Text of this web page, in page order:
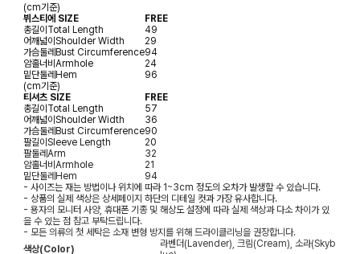
(cm기준)
뷔스티에 SIZE
FREE
총길이 Total Length
49
어깨넓이 Shoulder Width
29
가슴둘레 Bust Circumference94
암홀너비 Armhole
24
밑단둘레 Hem
96
(cm기준)
티셔츠 SIZE
FREE
총길이 Total Length
57
어깨넓이 Shoulder Width
36
가슴둘레 Bust Circumference90
팔길이 Sleeve Length
20
팔둘레 Arm
32
암홀너비 Armhole
21
밑단둘레 Hem
94
- 사이즈는 재는 방법이나 위치에 따라 1~3cm 정도의 오차가 발생할 수 있습니다.
- 상품의 실제 색상은 상세페이지 하단의 디테일 컷과 가장 유사합니다.
- 용자의 모니터 사양, 휴대폰 기종 및 해상도 설정에 따라 실제 색상과 다소 차이가 있
을 수 있는 점 참고 부탁드립니다.
- 모든 의류의 첫 세탁은 소재 변형 방지를 위해 드라이클리닝을 권장합니다.
색상(Color)
라벤더(Lavender), 크림(Cream), 소라(Skyb